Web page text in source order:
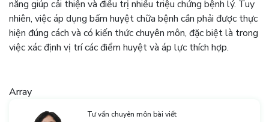
năng giúp cải thiện và điều trị nhiều triệu chứng bệnh lý. Tuy
nhiên, việc áp dụng bấm huyệt chữa bệnh cần phải được thực
hiện đúng cách và có kiến thức chuyên môn, đặc biệt là trong
việc xác định vị trí các điểm huyệt và áp lực thích hợp.
Array
Tư vấn chuyên môn bài viết